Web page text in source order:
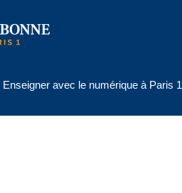
Enseigner avec le numérique à Paris 1